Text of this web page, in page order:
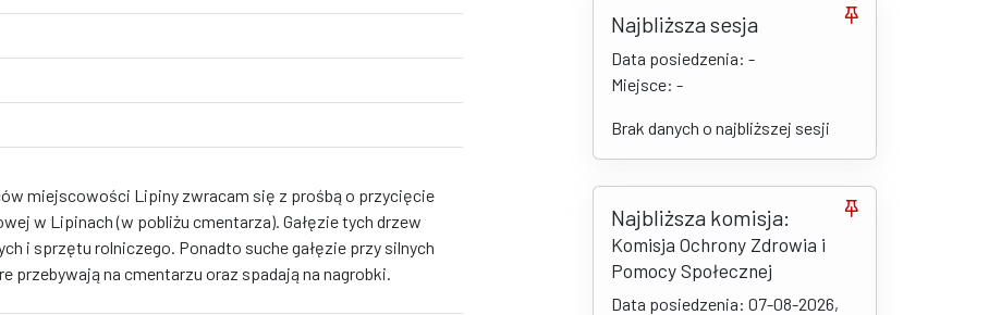
miejscowości Lipiny zwracam się z prośbą o przycięcie
w Lipinach (w pobliżu cmentarza). Gałęzie tych drzew
i sprzętu rolniczego. Ponadto suche gałęzie przy silnych
przebywają na cmentarzu oraz spadają na nagrobki.
Najbliższa sesja
Data posiedzenia: -
Miejsce: -
Brak danych o najbliższej sesji
Najbliższa komisja:
Komisja Ochrony Zdrowia i
Pomocy Społecznej
Data posiedzenia: 07-08-2026,